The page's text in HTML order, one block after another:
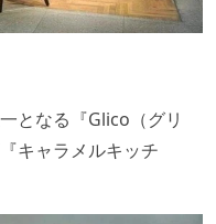
となる『Glico（グリ
キャラメルキッチ